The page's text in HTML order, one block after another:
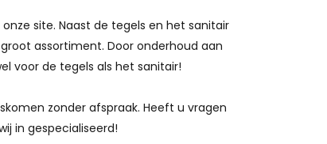
site. Naast de tegels en het sanitair
assortiment. Door onderhoud aan
voor de tegels als het sanitair!
zonder afspraak. Heeft u vragen
in gespecialiseerd!